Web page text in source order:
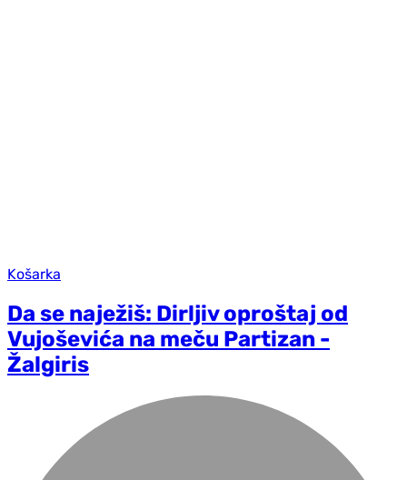
Košarka
Da se naježiš: Dirljiv oproštaj od
Vujoševića na meču Partizan -
Žalgiris